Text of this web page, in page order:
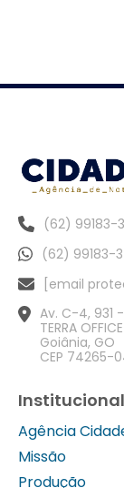
(62) 99183-
(62) 99183-
[email
Av. C-4, 931
TERRA
Goiânia, GO
CEP 74265-
Institucional
Agência
Missão
Produção